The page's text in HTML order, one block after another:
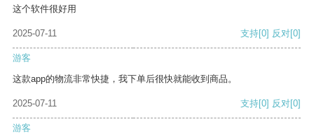
这个软件很好用
2025-07-11 支持[0] 反对[0]
游客
这款app的物流非常快捷，我下单后很快就能收到商品。
2025-07-11 支持[0] 反对[0]
游客